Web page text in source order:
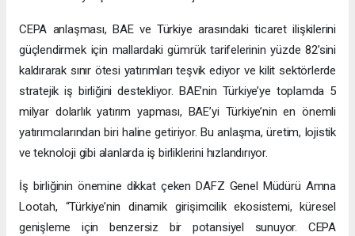
CEPA anlaşması, BAE ve Türkiye arasındaki ticaret ilişkilerini
güçlendirmek için mallardaki gümrük tarifelerinin yüzde 82’sini
kaldırarak sınır ötesi yatırımları teşvik ediyor ve kilit sektörlerde
stratejik iş birliğini destekliyor. BAE’nin Türkiye’ye toplamda 5
milyar dolarlık yatırım yapması, BAE’yi Türkiye’nin en önemli
yatırımcılarından biri haline getiriyor. Bu anlaşma, üretim, lojistik
ve teknoloji gibi alanlarda iş birliklerini hızlandırıyor.
İş birliğinin önemine dikkat çeken DAFZ Genel Müdürü Amna
Lootah, “Türkiye’nin dinamik girişimcilik ekosistemi, küresel
genişleme için benzersiz bir potansiyel sunuyor. CEPA